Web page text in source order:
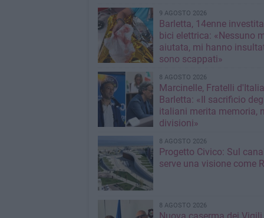
9 AGOSTO 2026
Barletta, 14enne
bici elettrica: «Nessuno
aiutata, mi hanno insultato e poi
sono scappati»
8 AGOSTO 2026
Marcinelle, Fratelli
Barletta: «Il sacrificio
italiani merita memoria,
divisioni»
8 AGOSTO 2026
Progetto Civico: Sul
serve una visione come
8 AGOSTO 2026